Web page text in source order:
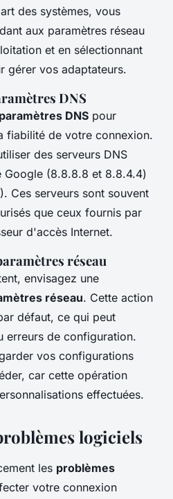
des systèmes, vous
aux paramètres réseau
et en sélectionnant
gérer vos adaptateurs.
DNS
paramètres DNS pour
fiabilité de votre connexion.
des serveurs DNS
Google (8.8.8.8 et 8.8.4.4)
Ces serveurs sont souvent
que ceux fournis par
d'accès Internet.
réseau
envisagez une
réseau. Cette action
défaut, ce qui peut
erreurs de configuration.
vos configurations
car cette opération
effectuées.
logiciels
les problèmes
votre connexion